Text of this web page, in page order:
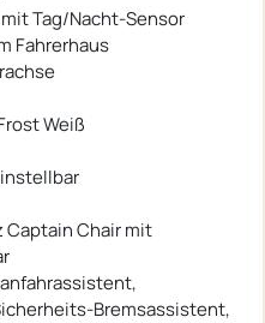
Tag/Nacht-Sensor
Fahrerhaus
Weiß
Captain Chair mit
Bremsassistent,